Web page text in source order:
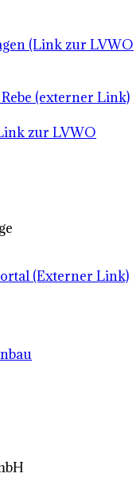
(Link zur LVWO
(externer Link)
zur LVWO
(Externer Link)